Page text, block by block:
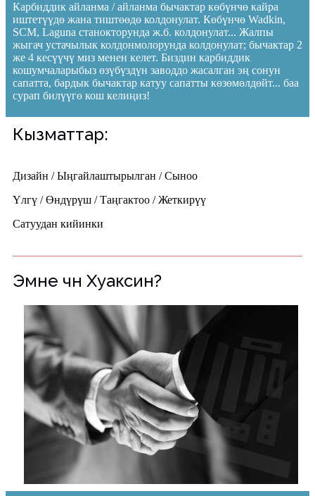
Карбиддик айланма / айланма бычактар ​​көбүнчө кайра
иштетүүдө жана тиштөөдө колдонулат. Көбүнчө Wadkin,
SCM, Laguna станокторунда ж.б. колдонулат... Жалпы
жыгач устачылык колдонмолорунда колдонулат; бычактар ​​2
же 4 кесүүчү миз менен келет. Биздин карбиддик
кошумчаларыбыз өзүбүздүн заводдо жасалган эң сонун
сапатта, бардык бычактар ​​катуу сапатты көзөмөлдөйт... баа
сурап билүүгө кош келиңиз!
Кызматтар:
Дизайн / Ыңгайлаштырылган / Сыноо
Үлгү / Өндүрүш / Таңгактоо / Жеткирүү
Сатуудан кийинки
Эмне үчүн Хуаксин?